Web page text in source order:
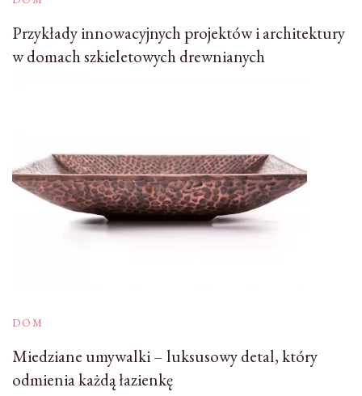
Przykłady innowacyjnych projektów i architektury
w domach szkieletowych drewnianych
DOM
Miedziane umywalki – luksusowy detal, który
odmienia każdą łazienkę